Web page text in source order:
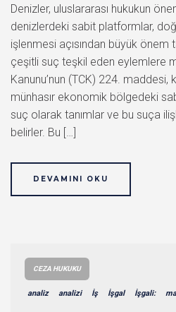
Denizler, uluslararası hukukun
denizlerdeki sabit platformlar,
işlenmesi açısından büyük önem
çeşitli suç teşkil eden eylemlere
Kanunu’nun (TCK) 224. maddesi,
münhasır ekonomik bölgedeki
suç olarak tanımlar ve bu suça
belirler. Bu […]
DEVAMINI OKU
CEZA HUKUKU
analiz analizi İş İşgal İşgali: